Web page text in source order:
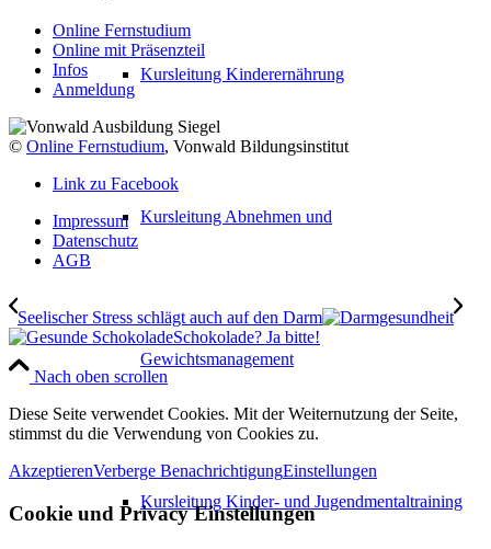
Kursleitung Kinderernährung
Kursleitung Abnehmen und
Gewichtsmanagement
Kursleitung Kinder- und Jugendmentaltraining
Online Fernstudium
Online mit Präsenzteil
Infos
Anmeldung
© Online Fernstudium, Vonwald Bildungsinstitut
Link zu Facebook
Impressum
Datenschutz
AGB
Seelischer Stress schlägt auch auf den Darm
Schokolade? Ja bitte!
Nach oben scrollen
Diese Seite verwendet Cookies. Mit der Weiternutzung der Seite,
stimmst du die Verwendung von Cookies zu.
AkzeptierenVerberge BenachrichtigungEinstellungen
Cookie und Privacy Einstellungen